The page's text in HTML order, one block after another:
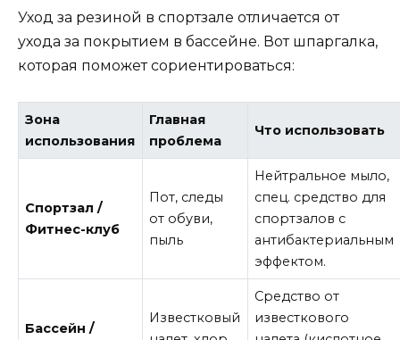
Уход за резиной в спортзале отличается от
ухода за покрытием в бассейне. Вот шпаргалка,
которая поможет сориентироваться:
Зона
использования
Главная
проблема
Что использовать
Спортзал /
Фитнес-клуб
Пот, следы
от обуви,
пыль
Нейтральное мыло,
спец. средство для
спортзалов с
антибактериальным
эффектом.
Бассейн /
Известковый
Средство от
известкового